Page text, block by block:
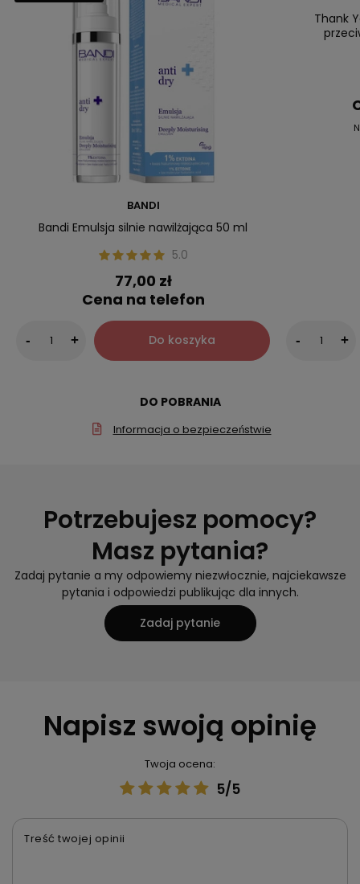
BANDI
Bandi Emulsja silnie nawilżająca 50 ml
5.0
77,00 zł
Cena na telefon
- + Do koszyka
NaszThank
- +
DO POBRANIA
Informacja o bezpieczeństwie
Potrzebujesz pomocy?
Masz pytania?
Zadaj pytanie a my odpowiemy niezwłocznie, najciekawsze
pytania i odpowiedzi publikując dla innych.
Zadaj pytanie
Napisz swoją opinię
Twoja ocena:
5/5
Treść twojej opinii